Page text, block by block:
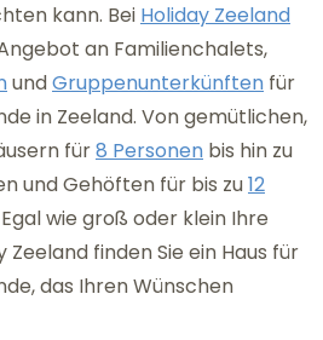
kann. Bei Holiday Zeeland
an Familienchalets,
undGruppenunterkünften für
in Zeeland. Von gemütlichen,
für8 Personen bis hin zu
und Gehöften für bis zu12
wie groß oder klein Ihre
Zeeland finden Sie ein Haus für
das Ihren Wünschen